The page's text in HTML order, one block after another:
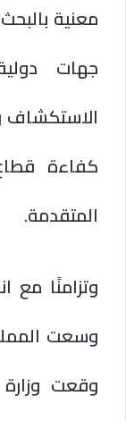
معنية
جهات
الاستكشاف
كفاءة
المتقدمة.
وتزامنًا مع
وسعت
وقعت وزارة